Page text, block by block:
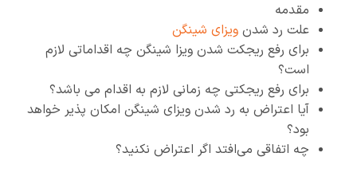
مقدمه
علت رد شدن ویزای شینگن
برای رفع ریجکت شدن ویزا شینگن چه اقداماتی لازم
است؟
برای رفع ریجکتی چه زمانی لازم به اقدام می باشد؟
آیا اعتراض به رد شدن ویزای شینگن امکان پذیر خواهد
بود؟
چه اتفاقی می‌افتد اگر اعتراض نکنید؟